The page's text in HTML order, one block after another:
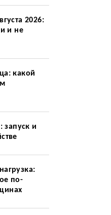
2026:
и не
какой
запуск и
по-